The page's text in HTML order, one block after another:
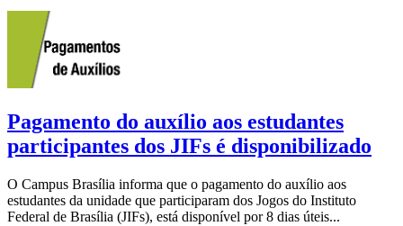
Pagamento do auxílio aos estudantes
participantes dos JIFs é disponibilizado
O Campus Brasília informa que o pagamento do auxílio aos
estudantes da unidade que participaram dos Jogos do Instituto
Federal de Brasília (JIFs), está disponível por 8 dias úteis...